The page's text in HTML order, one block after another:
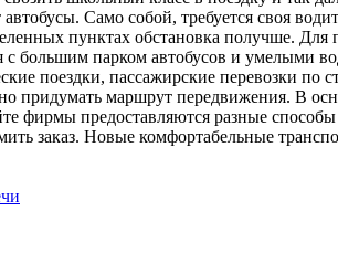
Само собой, требуется своя
пунктах обстановка получше.
с большим парком автобусов и умелыми
поездки, пассажирские перевозки
придумать маршрут передвижения. В
фирмы предоставляются разные
заказ. Новые комфортабельные